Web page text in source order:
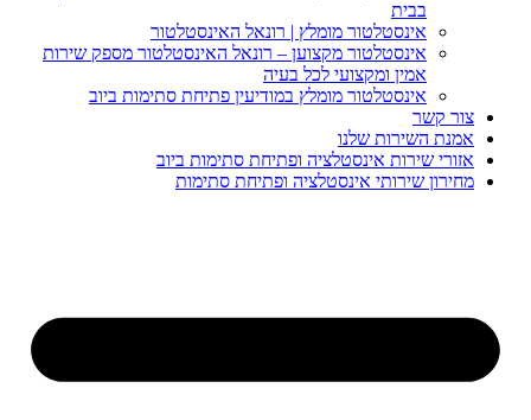
אינסטלטור מומלץ | רונאל האינסטלטור
אינסטלטור מקצוען – רונאל האינסטלטור מספק שירות
אמין ומקצועי לכל בעיה
אינסטלטור מומלץ במודיעין פתיחת סתימות ביוב
קשר
השירות שלנו
שירות אינסטלציה ופתיחת סתימות ביוב
שירותי אינסטלציה ופתיחת סתימות